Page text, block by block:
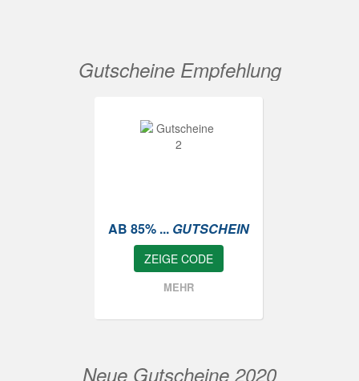
Gutscheine Empfehlung
AB 85% ... GUTSCHEIN
ZEIGE CODE
MEHR
Neue Gutscheine 2020